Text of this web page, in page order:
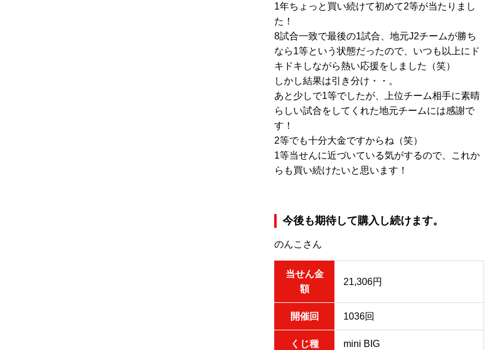
1年ちょっと買い続けて初めて2等が当たりまし
た！
8試合一致で最後の1試合、地元J2チームが勝ち
なら1等という状態だったので、いつも以上にド
キドキしながら熱い応援をしました（笑）
しかし結果は引き分け・・。
あと少しで1等でしたが、上位チーム相手に素晴
らしい試合をしてくれた地元チームには感謝で
す！
2等でも十分大金ですからね（笑）
1等当せんに近づいている気がするので、これか
らも買い続けたいと思います！
今後も期待して購入し続けます。
のんこさん
当せん金
額
21,306円
開催回 1036回
くじ種 mini BIG